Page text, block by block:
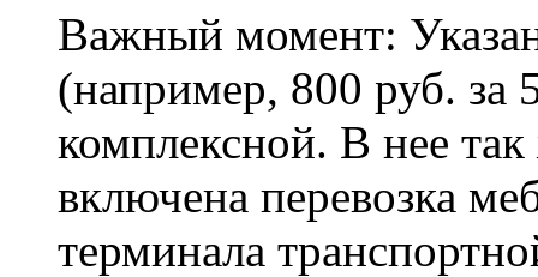
Важный момент:
(например, 800 руб. за
комплексной. В нее
включена перевозка
терминала